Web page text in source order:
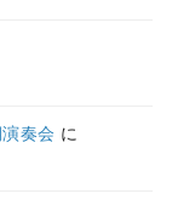
奏会 に